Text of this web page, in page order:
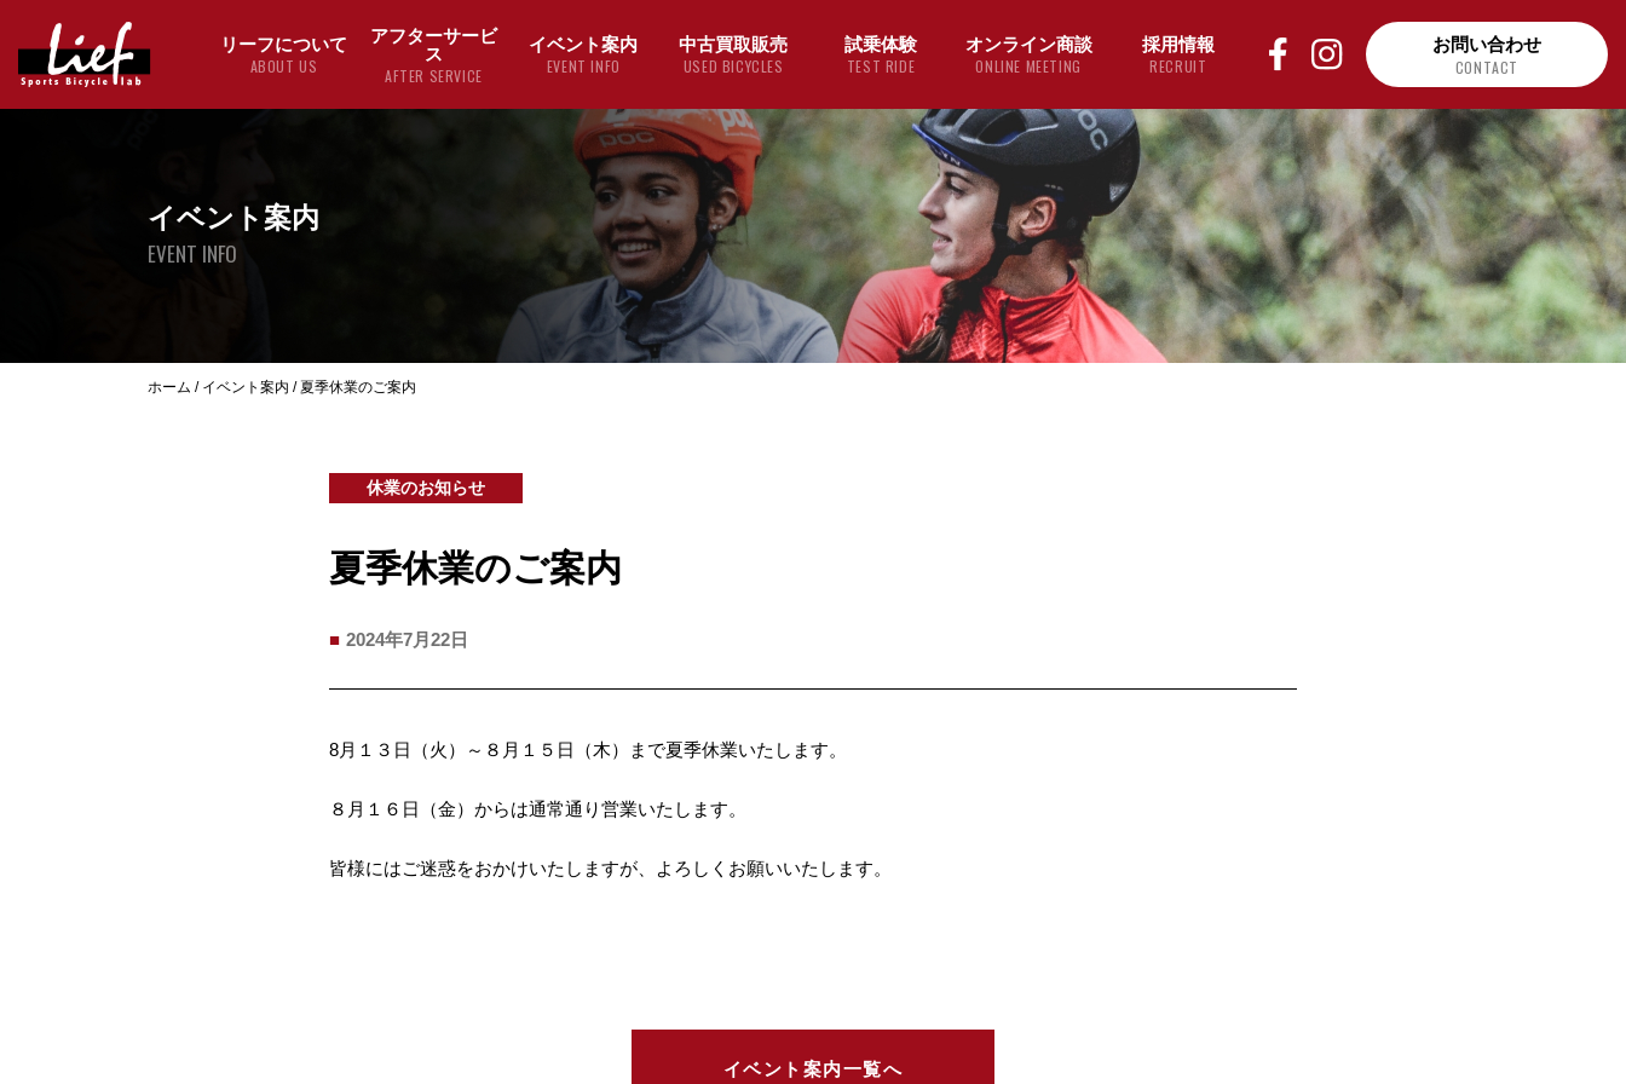
リーフについて
ABOUT US
アフターサービ
ス
AFTER SERVICE
イベント案内
EVENT INFO
中古買取販売
USED BICYCLES
試乗体験
TEST RIDE
オンライン商談
ONLINE MEETING
採用情報
RECRUIT
お問い合わせ
CONTACT
イベント案内
EVENT INFO
ホーム / イベント案内 /夏季休業のご案内
休業のお知らせ
夏季休業のご案内
2024年7月22日
8月１３日（火）～８月１５日（木）まで夏季休業いたします。
８月１６日（金）からは通常通り営業いたします。
皆様にはご迷惑をおかけいたしますが、よろしくお願いいたします。
イベント案内一覧へ